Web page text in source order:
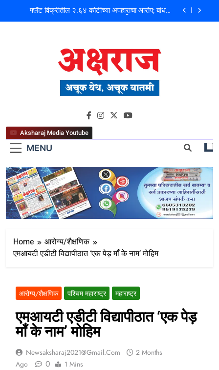
मोशी कचरा डेपो दुर्घटना ! तत्कालीन कार्यकारी अभियंता हरविंदर
सिंग बंसल यांच्या चौकशीची मागणी
पहाटे घरफोड्या, दिवसा चोरी; चोरट्यांचा बिडी कामगार परिसरावर
फ्लॅट विक्रीतील २.६४ कोटींच्या अपहाराचा आरोप; बांधकाम
व्यावसायिक दाम्पत्यावर गुन्हा
शिळगावच्या पोलीस पाटलांचे निधन; समाजसेवेचा आधारवड
अक्षराज न्यूज पोर्टल
MENU
Aksharaj Media Youtube
Home
आरोग्य/शैक्षणिक
एमआयटी एडीटी विद्यापीठात ‘एक पेड़ माँ के नाम’ मोहिम
आरोग्य/शैक्षणिक पश्चिम महाराष्ट्र महाराष्ट्र
एमआयटी एडीटी विद्यापीठात ‘एक पेड़
माँ के नाम’ मोहिम
Newsaksharaj2021@gmail.com
2 Months
Ago
0 1 Mins